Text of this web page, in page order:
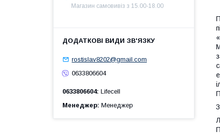
Магазин самовивіз з 15.00-18.00
rostislav8202@gmail.com
0633806604
0633806604 Lifecell
Менеджер Менеджер